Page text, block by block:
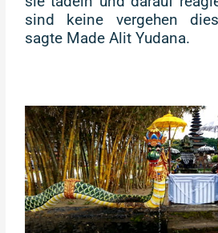
sind keine vergehen
sagte Made Alit Yudana.